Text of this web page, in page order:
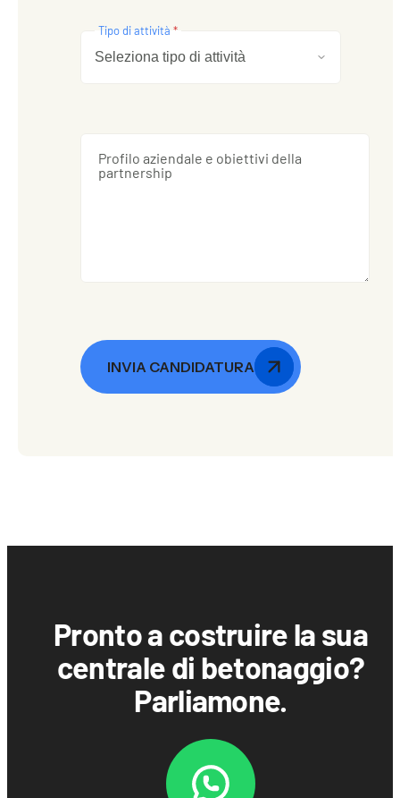
Tipo di attività *
Profilo aziendale e obiettivi della
partnership
INVIA CANDIDATURA
Pronto a costruire la sua
centrale di betonaggio?
Parliamone.